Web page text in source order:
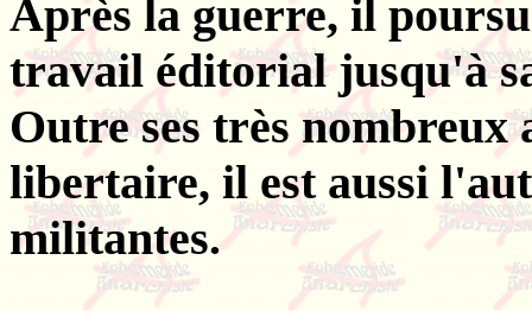
Après la guerre, il
travail éditorial jusqu'à
Outre ses très nombreux
libertaire, il est aussi
militantes.